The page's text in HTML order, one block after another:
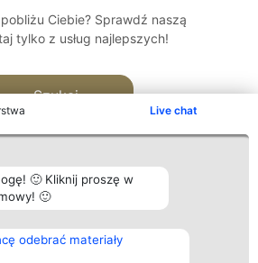
Live chat
🙂 Kliknij proszę w
🙂
odebrać materiały
Ciebie? Sprawdź naszą
tylko z usług najlepszych!
Szukaj
Plebiscyt
Laureaci
Kontakt
Kontakt